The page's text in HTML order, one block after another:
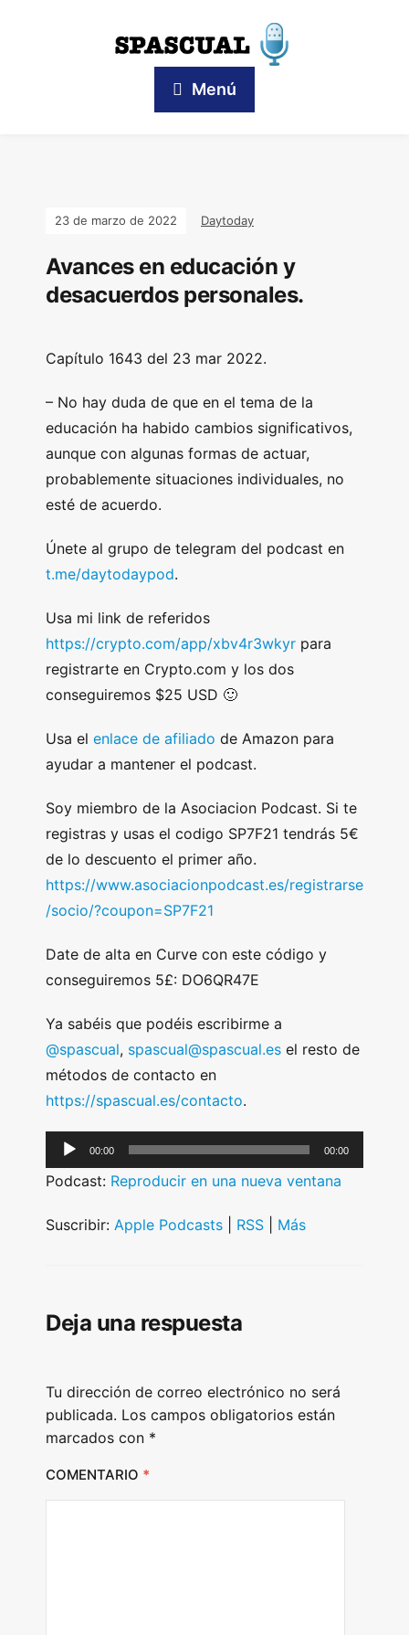
Menú
23 de marzo de 2022 Daytoday
Avances en educación y
desacuerdos personales.
Capítulo 1643 del 23 mar 2022.
– No hay duda de que en el tema de la
educación ha habido cambios significativos,
aunque con algunas formas de actuar,
probablemente situaciones individuales, no
esté de acuerdo.
Únete al grupo de telegram del podcast en
t.me/daytodaypod.
Usa mi link de referidos
https://crypto.com/app/xbv4r3wkyr para
registrarte en Crypto.com y los dos
conseguiremos $25 USD 🙂
Usa el enlace de afiliado de Amazon para
ayudar a mantener el podcast.
Soy miembro de la Asociacion Podcast. Si te
registras y usas el codigo SP7F21 tendrás 5€
de lo descuento el primer año.
https://www.asociacionpodcast.es/registrarse
/socio/?coupon=SP7F21
Date de alta en Curve con este código y
conseguiremos 5£: DO6QR47E
Ya sabéis que podéis escribirme a
@spascual, spascual@spascual.es el resto de
métodos de contacto en
https://spascual.es/contacto.
u
i
a
r
00:00 00:00
Podcast: Reproducir en una nueva ventana
Suscribir: Apple Podcasts RSS Más
Deja una respuesta
Tu dirección de correo electrónico no será
publicada. Los campos obligatorios están
marcados con *
COMENTARIO *